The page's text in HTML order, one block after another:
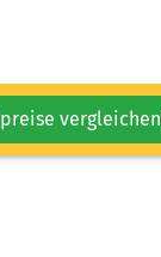
vergleichen